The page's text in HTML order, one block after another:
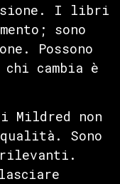
I libri
sono
Possono
cambia è
Mildred non
Sono